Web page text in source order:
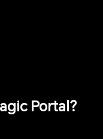
Portal?